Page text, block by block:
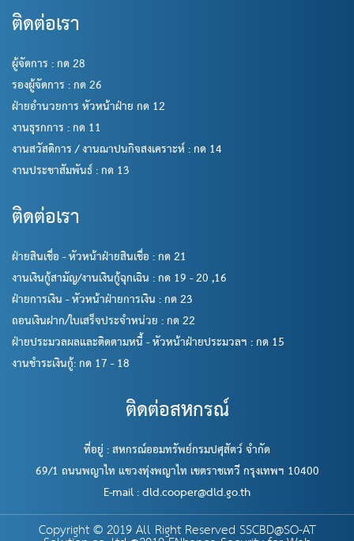
ติดต่อเรา
ผู้จัดการ : กด 28
รองผู้จัดการ : กด 26
ฝ่ายอำนวยการ หัวหน้าฝ่าย กด 12
งานธุรกการ : กด 11
งานสวัสดิการ / งานฌาปนกิจสงเคราะห์ : กด 14
งานประชาสัมพันธ์ : กด 13
ติดต่อเรา
ฝ่ายสินเชื่อ - หัวหน้าฝ่ายสินเชื่อ : กด 21
งานเงินกู้สามัญ/งานเงินกู้ฉุกเฉิน : กด 19 - 20 ,16
ฝ่ายการเงิน - หัวหน้าฝ่ายการเงิน : กด 23
ถอนเงินฝาก/ใบเสร็จประจำหน่วย : กด 22
ฝ่ายประมวลผลและติดตามหนี้ - หัวหน้าฝ่ายประมวลฯ : กด 15
งานชำระเงินกู้: กด 17 - 18
ติดต่อสหกรณ์
ที่อยู่ : สหกรณ์ออมทรัพย์กรมปศุสัตว์ จำกัด
69/1 ถนนพญาไท แขวงทุ่งพญาไท เขตราชเทวี กรุงเทพฯ 10400
E-mail : dld.cooper@dld.go.th
Copyright © 2019 All Right Reserved SSCBD@SO-AT